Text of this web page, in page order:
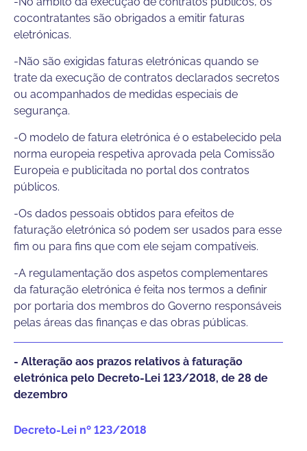
cocontratantes são obrigados a emitir faturas
eletrónicas.
-Não são exigidas faturas eletrónicas quando se
trate da execução de contratos declarados secretos
ou acompanhados de medidas especiais de
segurança.
-O modelo de fatura eletrónica é o estabelecido pela
norma europeia respetiva aprovada pela Comissão
Europeia e publicitada no portal dos contratos
públicos.
-Os dados pessoais obtidos para efeitos de
faturação eletrónica só podem ser usados para esse
fim ou para fins que com ele sejam compatíveis.
-A regulamentação dos aspetos complementares
da faturação eletrónica é feita nos termos a definir
por portaria dos membros do Governo responsáveis
pelas áreas das finanças e das obras públicas.
- Alteração aos prazos relativos à faturação
eletrónica pelo Decreto-Lei 123/2018, de 28 de
dezembro
Decreto-Lei nº 123/2018